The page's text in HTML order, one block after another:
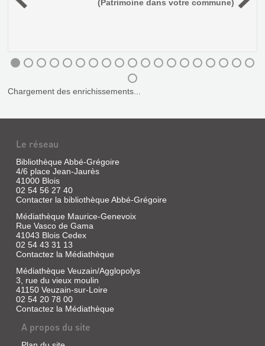
SOCIÉTÉ
SCIENCES
LETTRES
...
Livre
Vallas,
Maurice
Société
des
Sciences
et
Lettres
de
Loir-
et-
Cher,
2003
ITINÉRAIRE
MÉDIÉVAL
|
Paul
Centre
de
Documentation
Pédagogique
de
et-
Cher,
1987
(Patrimoine dans votre commune)
SAINT-
DENIS-
SUR-
LOIRE
Livre
Fallot,
Joelle
|
Comité
du
Patrimoine
et
de
en
Chargement des enrichissements...
Le réseau
Bibliothèque Abbé-Grégoire
4/6 place Jean-Jaurès
41000 Blois
02 54 56 27 40
Contacter la bibliothèque Abbé-Grégoire
Médiathèque Maurice-Genevoix
Rue Vasco de Gama
41043 Blois Cedex
02 54 43 31 13
Contactez la Médiathèque
Médiathèque Veuzain/Agglopolys
3, rue du vieux moulin
41150 Veuzain-sur-Loire
02 54 20 78 00
Contactez la Médiathèque
A propos du site